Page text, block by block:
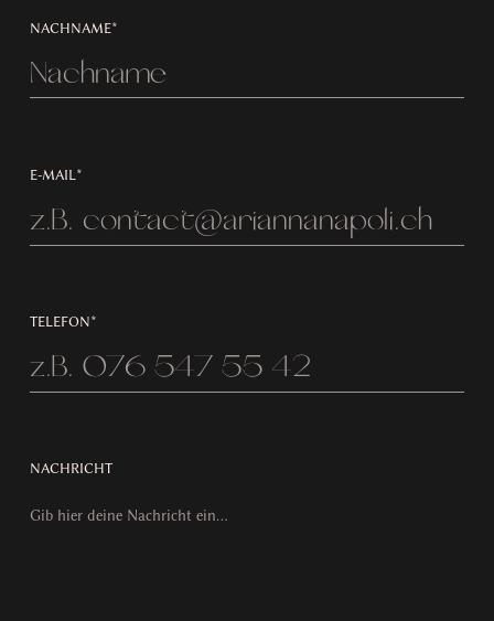
NACHNAME*
E-MAIL*
TELEFON*
NACHRICHT